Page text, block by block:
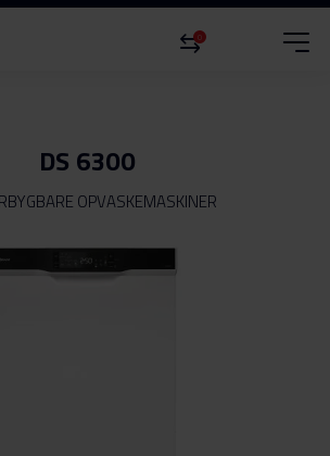
0
DS 6300
OPVASKEMASKINER